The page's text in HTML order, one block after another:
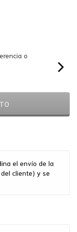
o
el envío de la
cliente) y se